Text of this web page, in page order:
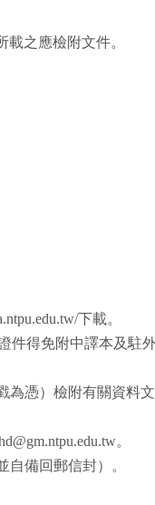
之應檢附文件。
下載。
件得免附中譯本及
為憑）檢附有關資料
。
自備回郵信封）。